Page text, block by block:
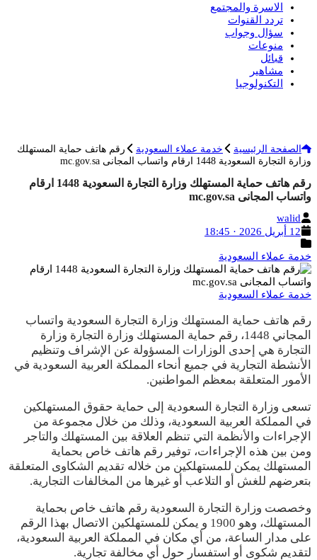
الاسرة والمجتمع
تردد القنوات
سؤال وجواب
منوعات
قبائل
مشاهير
التكنولوجيا
الصفحة الرئيسية خدمة عملاء السعودية
رقم هاتف حماية المستهلك
وزارة التجارة السعودية 1448 ارقام واتساب المجانى mc.gov.sa
رقم هاتف حماية المستهلك وزارة التجارة السعودية 1448 ارقام
واتساب المجانى mc.gov.sa
الكاتب
walid
تاريخ
النشر
12 أبريل 2026 · 18:45
التصنيفات
خدمة عملاء السعودية
خدمة عملاء السعودية
رقم هاتف حماية المستهلك وزارة التجارة السعودية واتساب
المجاني 1448، رقم حماية المستهلك وزارة التجارة وزارة
التجارة هي إحدى الوزارات المسؤولة عن الإشراف وتنظيم
الأنشطة التجارية في جميع أنحاء المملكة العربية السعودية في
الأمور المتعلقة بمعظم المواطنين.
تسعى وزارة التجارة السعودية إلى حماية حقوق المستهلكين
في المملكة العربية السعودية، وذلك من خلال مجموعة من
الإجراءات والأنظمة التي تنظم العلاقة بين المستهلك والتاجر
ومن بين هذه الإجراءات، توفير رقم هاتف خاص بحماية
المستهلك يمكن للمستهلكين من خلاله تقديم الشكاوى المتعلقة
بتعرضهم للغش أو التلاعب أو غيرها من المخالفات التجارية.
وخصصت وزارة التجارة السعودية رقم هاتف خاص بحماية
المستهلك، وهو 1900 و يمكن للمستهلكين الاتصال بهذا الرقم
على مدار الساعة، من أي مكان في المملكة العربية السعودية،
لتقديم شكوى أو استفسار حول أي مخالفة تجارية.